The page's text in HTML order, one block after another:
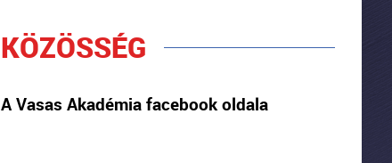
KÖZÖSSÉG
A Vasas Akadémia facebook oldala